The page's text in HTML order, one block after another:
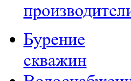
Бурение
скважин